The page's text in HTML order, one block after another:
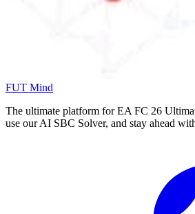
FUT Mind
The ultimate platform for EA FC 26
use our AI SBC Solver, and stay ahead